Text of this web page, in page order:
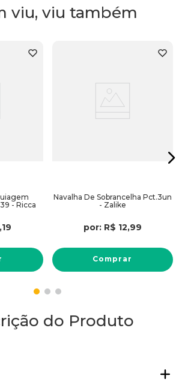
viu, viu também
- Ricca
,19
Navalha De Sobrancelha Pct.3un
- Zalike
por: R$ 12,99
Comprar
do Produto